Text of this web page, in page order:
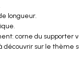
longueur.
corne du supporter
découvrir sur le thème